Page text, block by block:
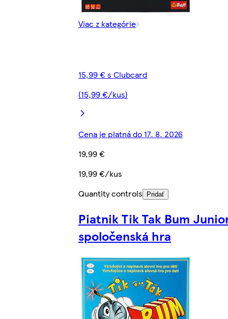
Viac z kategórie
15,99 € s Clubcard
(15,99 €/kus)
Cena je platná do 17. 8. 2026
19,99 €
19,99 €/kus
Quantity controls
Pridať
Piatnik Tik Tak Bum
spoločenská hra